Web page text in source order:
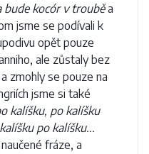
bude kocór v trouběa
jsme se podívali k
opět pouze
ale zůstaly bez
zmohly se pouze na
jsme si také
kalíšku, po kalíšku
po kalíšku...
fráze, a